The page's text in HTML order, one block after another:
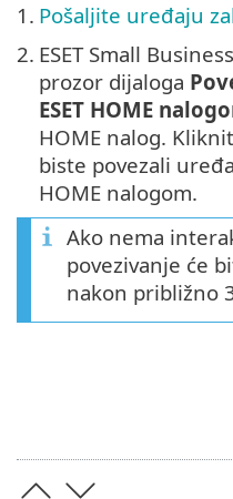
1. Pošaljite uređaju
2. ESET Small
prozor dijaloga
ESET HOME
HOME nalog.
biste povezali
HOME nalogom.
Ako nema
povezivanje će
nakon približno